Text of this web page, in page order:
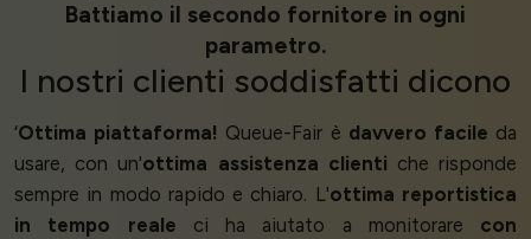
Battiamo il secondo fornitore in ogni
parametro.
I nostri clienti soddisfatti dicono
‘Ottima piattaforma! Queue-Fair è davvero facile da
usare, con un'ottima assistenza clienti che risponde
sempre in modo rapido e chiaro. L'ottima reportistica
in tempo reale ci ha aiutato a monitorare con